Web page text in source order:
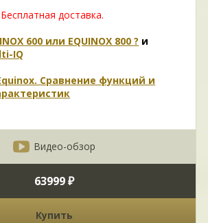
Бесплатная доставка.
600 или EQUINOX 800 ? и
IQ
Сравнение функций и
Видео-обзор
63999 ₽
Купить